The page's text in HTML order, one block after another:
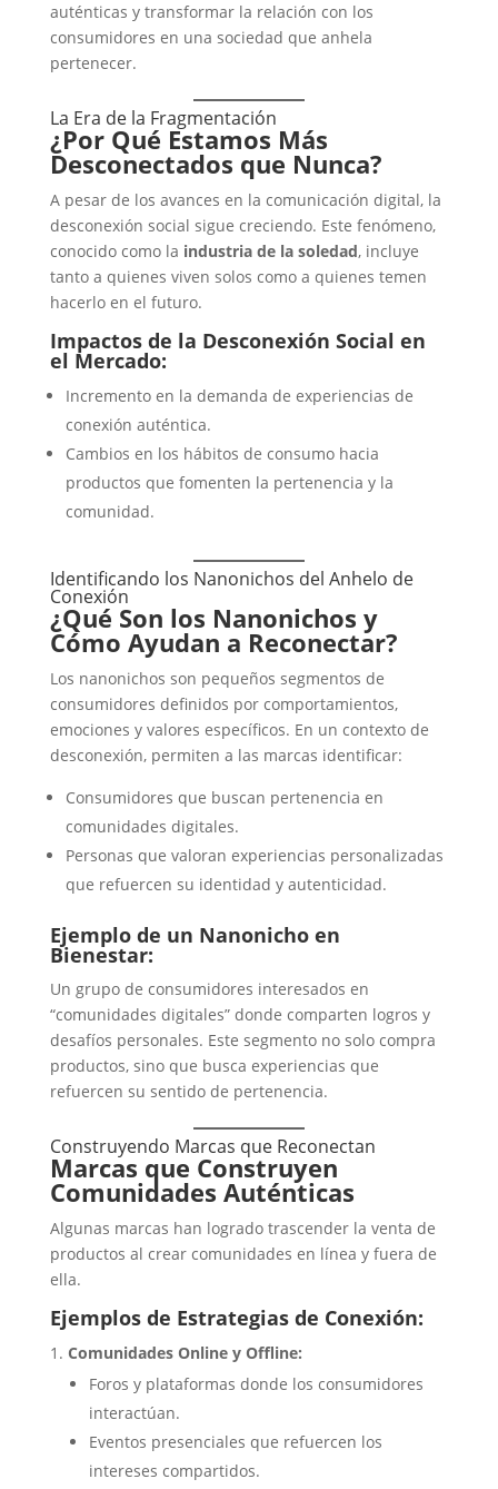
auténticas y transformar la relación con los
consumidores en una sociedad que anhela
pertenecer.
La Era de la Fragmentación
¿Por Qué Estamos Más
Desconectados que Nunca?
A pesar de los avances en la comunicación digital, la
desconexión social sigue creciendo. Este fenómeno,
conocido como la industria de la soledad, incluye
tanto a quienes viven solos como a quienes temen
hacerlo en el futuro.
Impactos de la Desconexión Social en
el Mercado:
Incremento en la demanda de experiencias de
conexión auténtica.
Cambios en los hábitos de consumo hacia
productos que fomenten la pertenencia y la
comunidad.
Identificando los Nanonichos del Anhelo de
Conexión
¿Qué Son los Nanonichos y
Cómo Ayudan a Reconectar?
Los nanonichos son pequeños segmentos de
consumidores definidos por comportamientos,
emociones y valores específicos. En un contexto de
desconexión, permiten a las marcas identificar:
Consumidores que buscan pertenencia en
comunidades digitales.
Personas que valoran experiencias personalizadas
que refuercen su identidad y autenticidad.
Ejemplo de un Nanonicho en
Bienestar:
Un grupo de consumidores interesados en
“comunidades digitales” donde comparten logros y
desafíos personales. Este segmento no solo compra
productos, sino que busca experiencias que
refuercen su sentido de pertenencia.
Construyendo Marcas que Reconectan
Marcas que Construyen
Comunidades Auténticas
Algunas marcas han logrado trascender la venta de
productos al crear comunidades en línea y fuera de
ella.
Ejemplos de Estrategias de Conexión:
Comunidades Online y Offline:
Foros y plataformas donde los consumidores
interactúan.
Eventos presenciales que refuercen los
intereses compartidos.